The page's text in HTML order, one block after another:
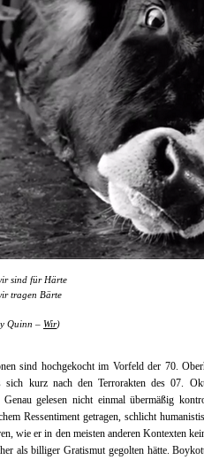
sind für Härte
tragen Bärte
Quinn – Wir)
sind hochgekocht im Vorfeld der 70.
sich kurz nach den Terrorakten des 07.
Genau gelesen nicht einmal übermäßig
Ressentiment getragen, schlicht
wie er in den meisten anderen Kontexten
als billiger Gratismut gegolten hätte.